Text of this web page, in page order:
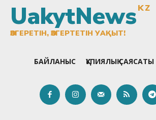
UakytNewsKZ
ӨЗГЕРЕТІН, ӨЗГЕРТЕТІН УАҚЫТ!
БАЙЛАНЫС ҚҰПИЯЛЫҚ САЯСАТЫ